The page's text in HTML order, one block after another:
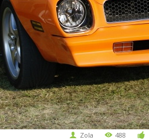
Zola 488